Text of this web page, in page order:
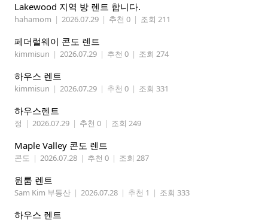
Lakewood 지역 방 렌트 합니다.
hahamom | 2026.07.29 | 추천 0 | 조회 211
페더럴웨이 콘도 렌트
kimmisun | 2026.07.29 | 추천 0 | 조회 274
하우스 렌트
kimmisun | 2026.07.29 | 추천 0 | 조회 331
하우스렌트
정 | 2026.07.29 | 추천 0 | 조회 249
Maple Valley 콘도 렌트
콘도 | 2026.07.28 | 추천 0 | 조회 287
원룸 렌트
Sam Kim 부동산 | 2026.07.28 | 추천 1 | 조회 333
하우스 렌트